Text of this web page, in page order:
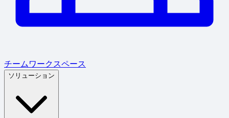
チームワークスペース
ソリューション